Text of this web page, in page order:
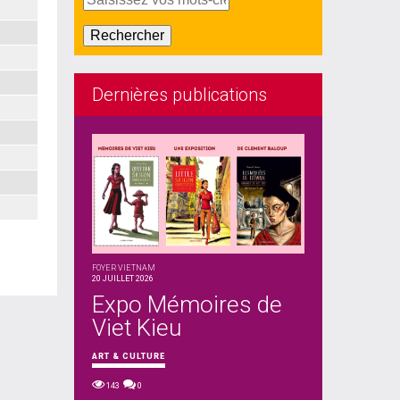
Dernières publications
FOYER VIETNAM
20 JUILLET 2026
Expo Mémoires de
Viet Kieu
ART & CULTURE
143 0